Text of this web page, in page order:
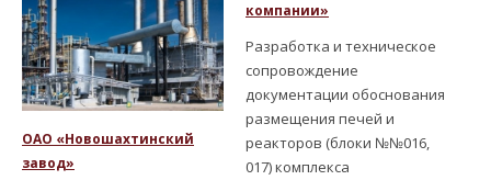
ОАО «Новошахтинский
завод»
компании»
Разработка и техническое
сопровождение
документации обоснования
размещения печей и
реакторов (блоки №№016,
017) комплекса